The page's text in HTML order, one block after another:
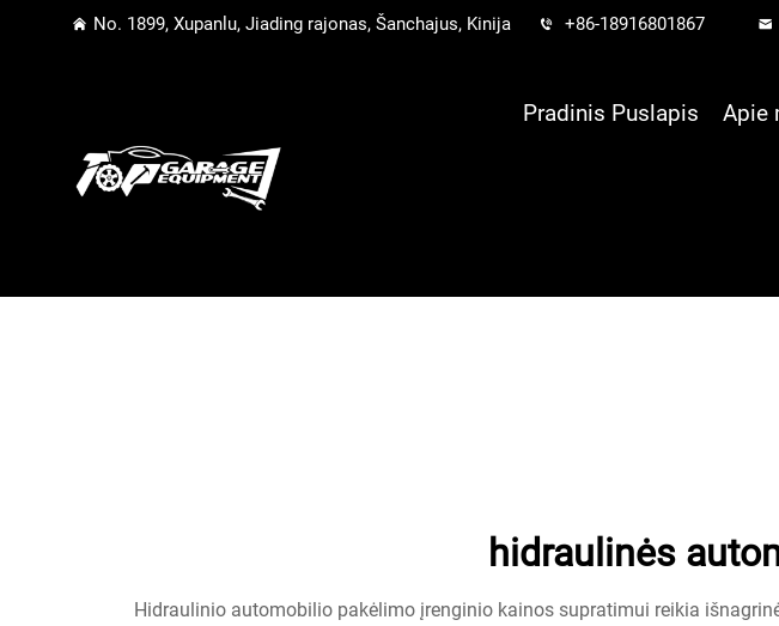
No. 1899, Xupanlu, Jiading rajonas, Šanchajus, Kinija +86-18916801867
Pradinis Puslapis Apie
hidraulinės
Hidraulinio automobilio pakėlimo įrenginio kainos supratimui reikia